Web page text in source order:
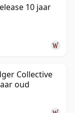
10 jaar
Collective
oud